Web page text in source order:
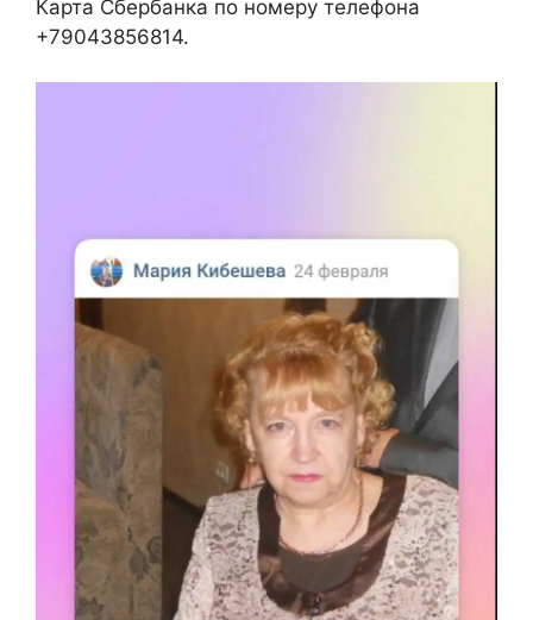
Карта Сбербанка по номеру телефона
+79043856814.